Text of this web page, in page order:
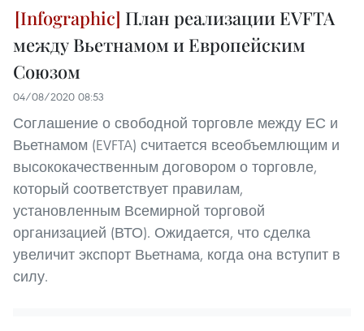
План реализации EVFTA
между Вьетнамом и Европейским
Союзом
04/08/2020 08:53
Соглашение о свободной торговле между ЕС и
Вьетнамом (EVFTA) считается всеобъемлющим и
высококачественным договором о торговле,
который соответствует правилам,
установленным Всемирной торговой
организацией (ВТО). Ожидается, что сделка
увеличит экспорт Вьетнама, когда она вступит в
силу.